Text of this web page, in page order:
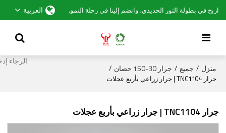
اربح في بطولة الثور الحديدي، وانضم إلينا في رحلة النمو. العربية
منزل / جميع / جرار 30-150 حصان
/
جرار TNC1104 | جرار زراعي بأربع عجلات
جرار TNC1104 | جرار زراعي بأربع عجلات